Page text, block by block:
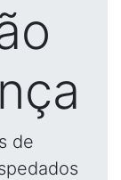
de